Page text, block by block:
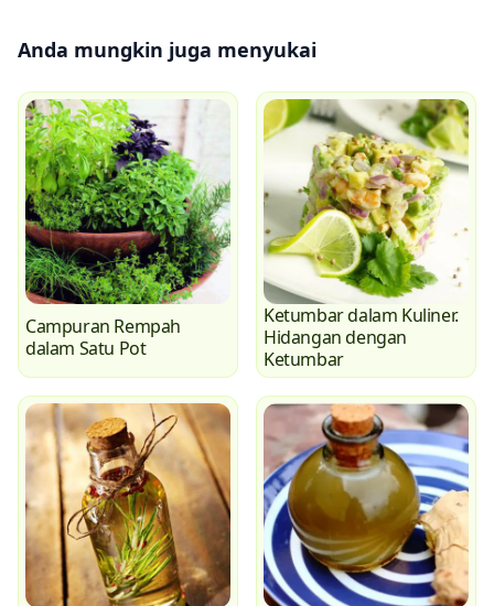
Anda mungkin juga menyukai
Campuran Rempah
dalam Satu Pot
Ketumbar dalam Kuliner.
Hidangan dengan
Ketumbar